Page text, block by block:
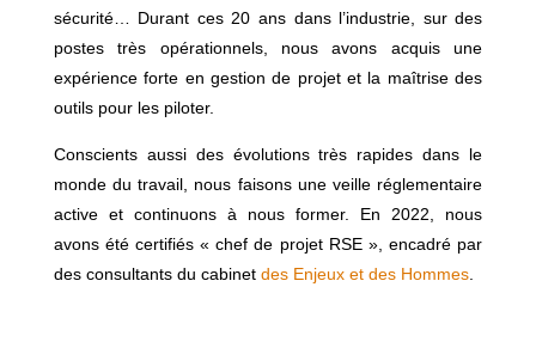
sécurité… Durant ces 20 ans dans l’industrie, sur des
postes très opérationnels, nous avons acquis une
expérience forte en gestion de projet et la maîtrise des
outils pour les piloter.
Conscients aussi des évolutions très rapides dans le
monde du travail, nous faisons une veille réglementaire
active et continuons à nous former. En 2022, nous
avons été certifiés « chef de projet RSE », encadré par
des consultants du cabinet des Enjeux et des Hommes.